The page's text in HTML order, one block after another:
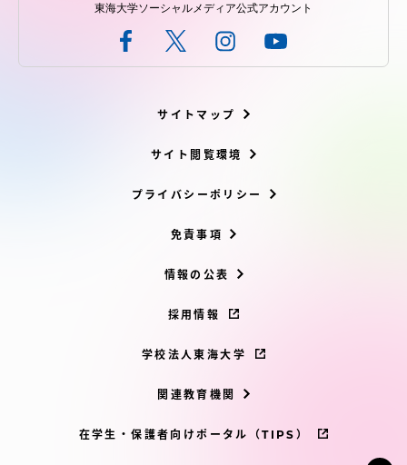
東海大学ソーシャルメディア公式アカウント
サイトマップ
サイト閲覧環境
プライバシーポリシー
免責事項
情報の公表
採用情報
学校法人東海大学
関連教育機関
在学生・保護者向けポータル（TIPS）